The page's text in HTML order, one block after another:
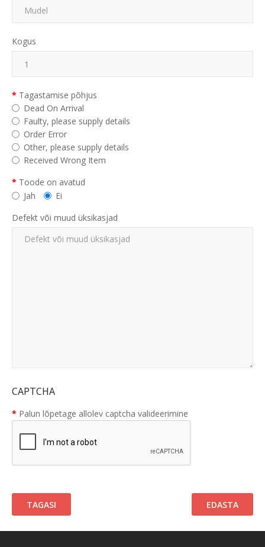
Kogus
Tagastamise põhjus
Dead On Arrival
Faulty, please supply details
Order Error
Other, please supply details
Received Wrong Item
Toode on avatud
Jah
Ei
Defekt või muud üksikasjad
CAPTCHA
Palun lõpetage allolev captcha valideerimine
TAGASI